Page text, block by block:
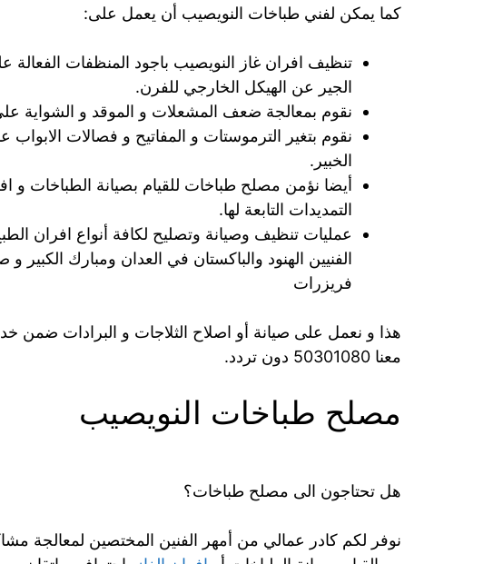
كما يمكن لفني طباخات النويصيب أن يعمل على:
تنظيف افران غاز النويصيب باجود المنظفات الفعالة
الجير عن الهيكل الخارجي للفرن.
نقوم بمعالجة ضعف المشعلات و الموقد و الشواية
نقوم بتغير الترموستات و المفاتيح و فصالات
الخبير.
أيضا نؤمن مصلح طباخات للقيام بصيانة الطباخات
التمديدات التابعة لها.
عمليات تنظيف وصيانة وتصليح لكافة أنواع افران
الفنيين الهنود والباكستان في العدان ومبارك
فريزرات
هذا و نعمل على صيانة أو اصلاح الثلاجات و البرادات ضمن
معنا 50301080 دون تردد.
مصلح طباخات النويصيب
هل تحتاجون الى مصلح طباخات؟
نوفر لكم كادر عمالي من أمهر الفنين المختصين لمعالجة